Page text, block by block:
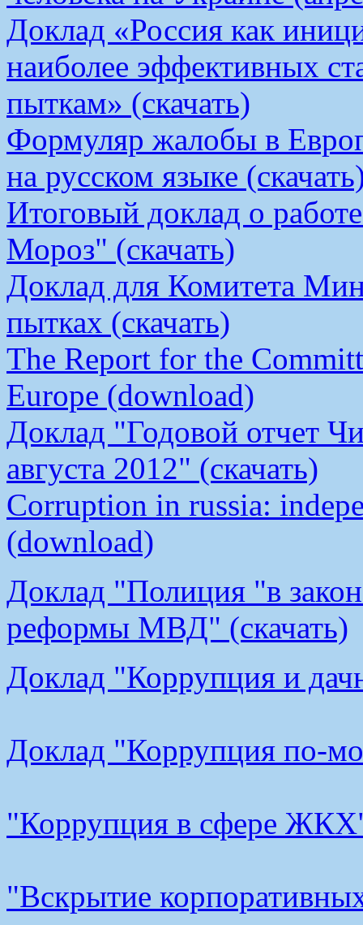
Доклад «Россия как
наиболее эффективных
пыткам» (скачать)
Формуляр жалобы в
на русском языке
Итоговый доклад о
Мороз" (скачать)
Доклад для Комитета
пытках (скачать)
The Report for the
Europe (download)
Доклад "Годовой отчет
августа 2012" (скачать)
Corruption in russia:
(download)
Доклад "Полиция "в
реформы МВД" (скачать)
Доклад "Коррупция и
Доклад "Коррупция по-
"Коррупция в сфере ЖКХ"
"Вскрытие